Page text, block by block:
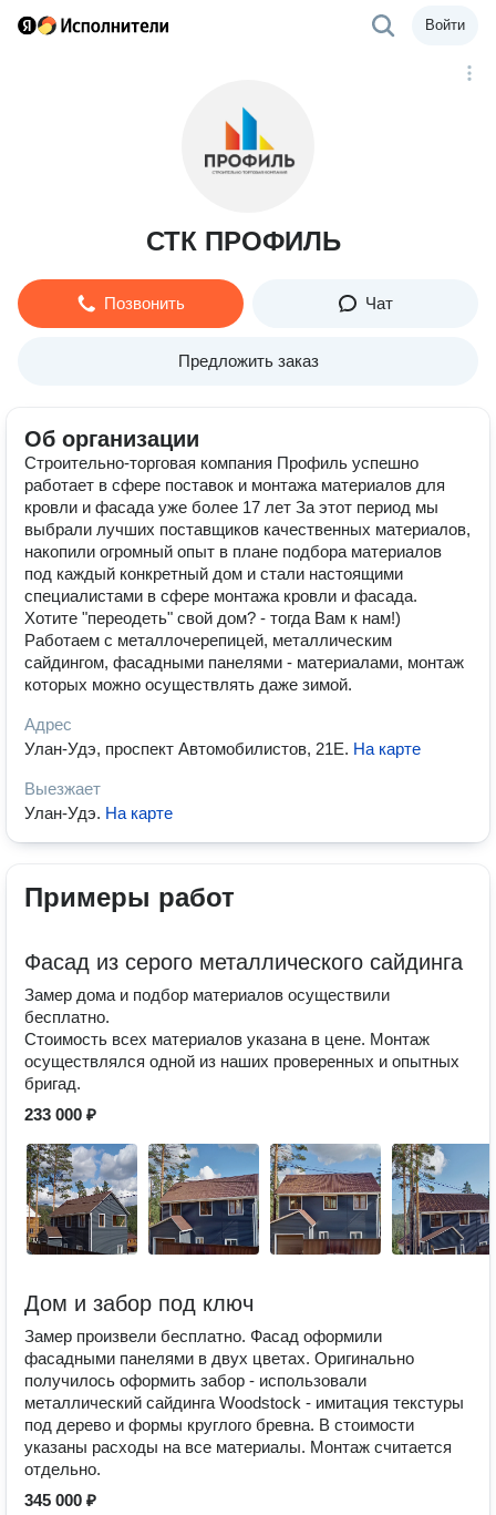
Войти
СТК ПРОФИЛЬ
Позвонить Чат
Предложить заказ
Об организации
Строительно-торговая компания Профиль успешно
работает в сфере поставок и монтажа материалов для
кровли и фасада уже более 17 лет За этот период мы
выбрали лучших поставщиков качественных материалов,
накопили огромный опыт в плане подбора материалов
под каждый конкретный дом и стали настоящими
специалистами в сфере монтажа кровли и фасада.
Хотите "переодеть" свой дом? - тогда Вам к нам!)
Работаем с металлочерепицей, металлическим
сайдингом, фасадными панелями - материалами, монтаж
которых можно осуществлять даже зимой.
Адрес
Улан-Удэ, проспект Автомобилистов, 21Е. На карте
Выезжает
Улан-Удэ. На карте
Примеры работ
Фасад из серого металлического сайдинга
Замер дома и подбор материалов осуществили
бесплатно.
Стоимость всех материалов указана в цене. Монтаж
осуществлялся одной из наших проверенных и опытных
бригад.
233 000 ₽
Дом и забор под ключ
Замер произвели бесплатно. Фасад оформили
фасадными панелями в двух цветах. Оригинально
получилось оформить забор - использовали
металлический сайдинга Woodstock - имитация текстуры
под дерево и формы круглого бревна. В стоимости
указаны расходы на все материалы. Монтаж считается
отдельно.
345 000 ₽